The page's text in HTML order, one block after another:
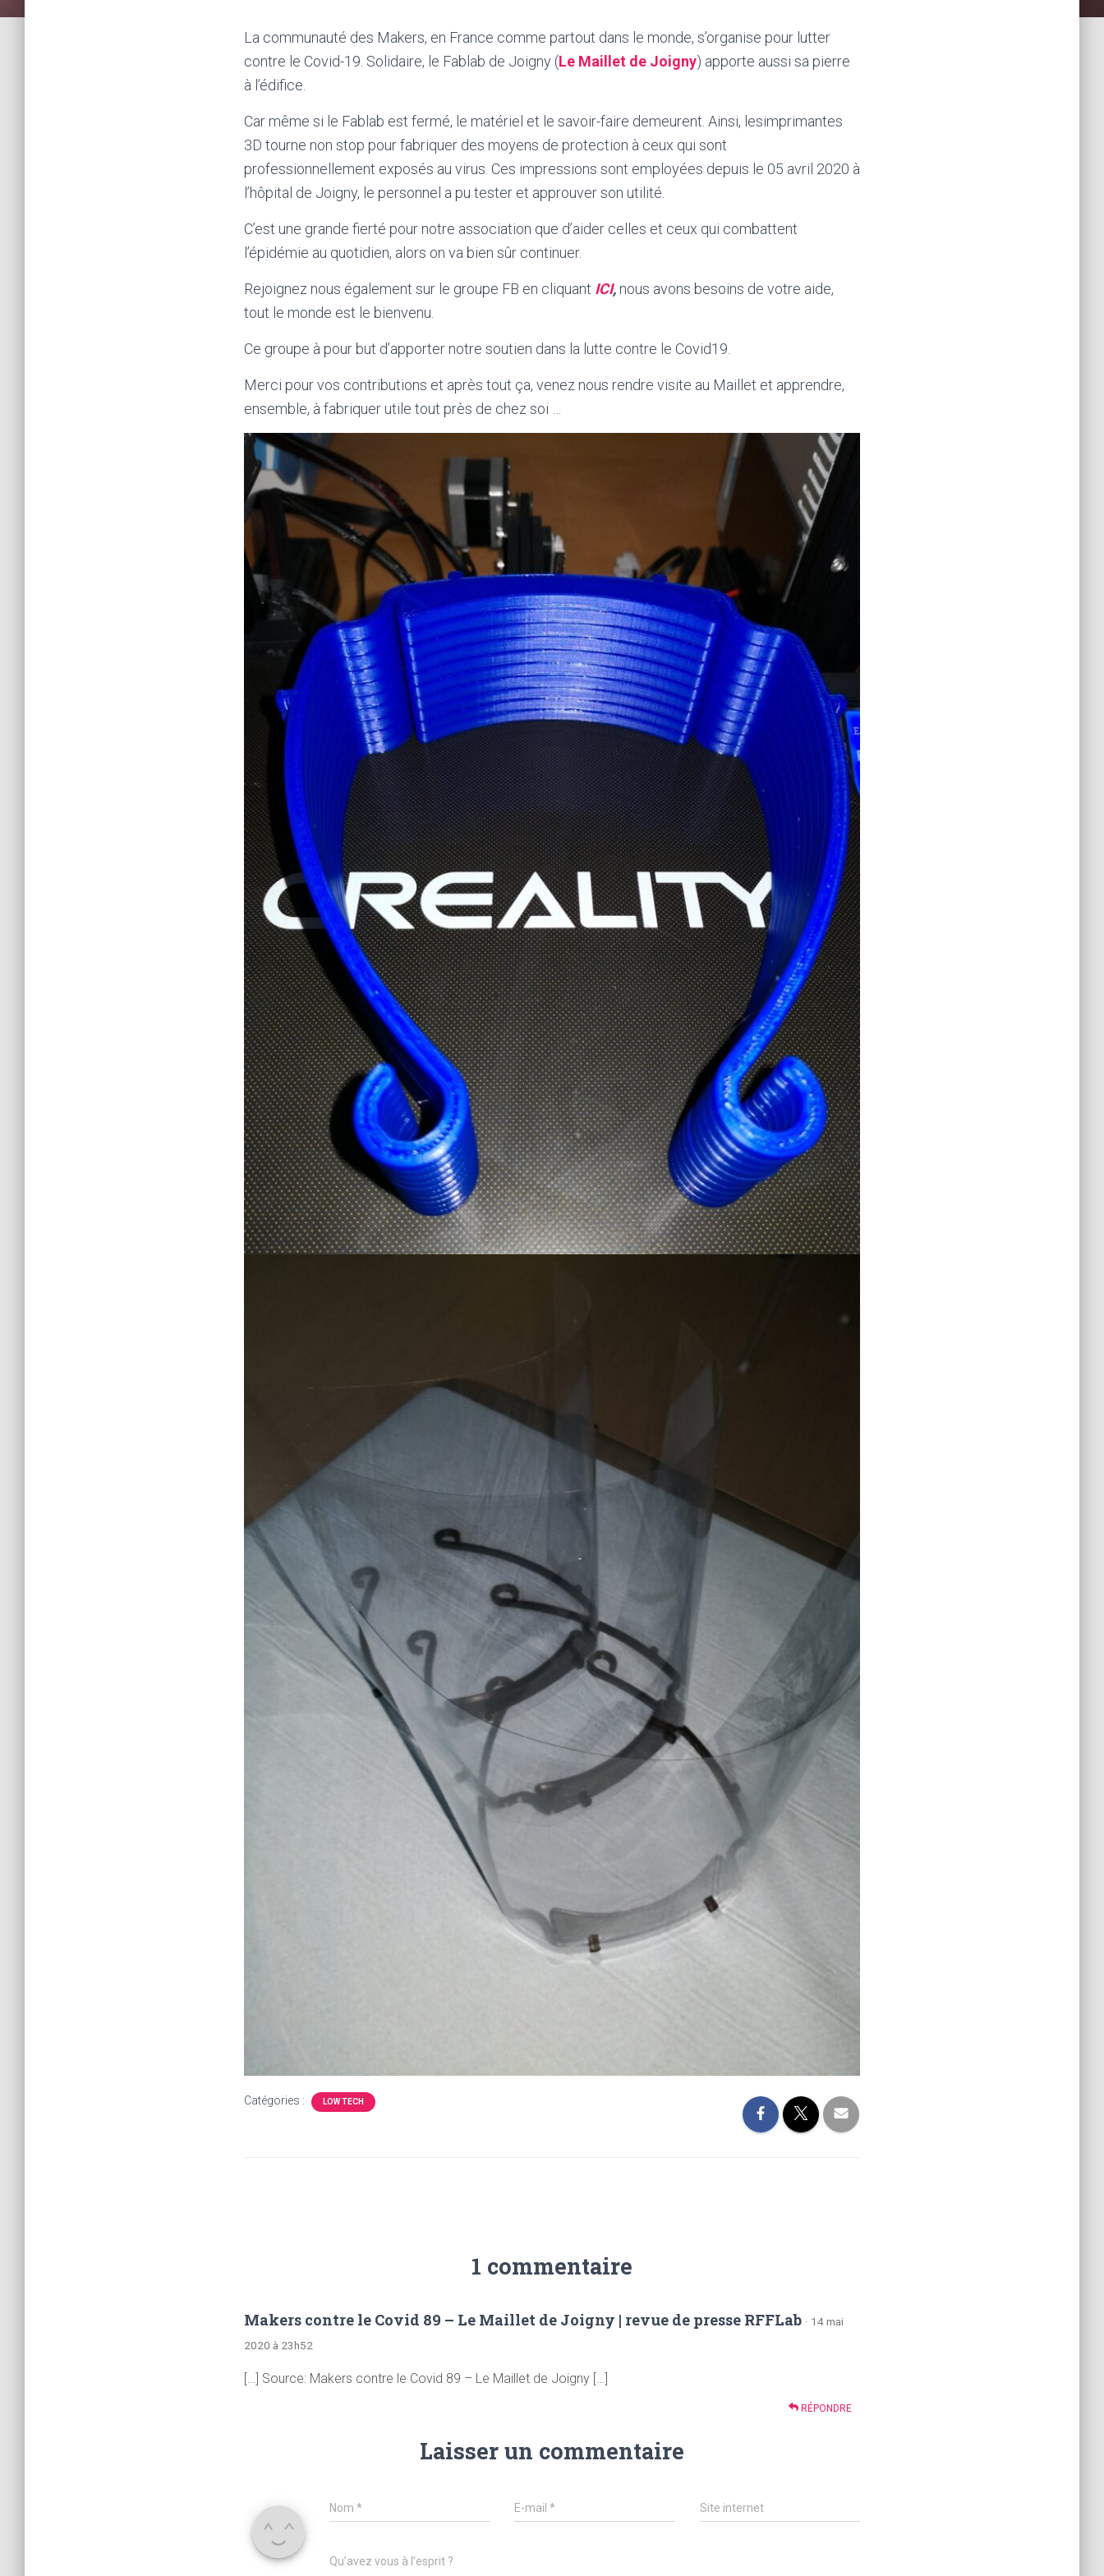
La communauté des Makers, en France comme partout dans le monde, s’organise pour lutter
contre le Covid-19. Solidaire, le Fablab de Joigny (Le Maillet de Joigny) apporte aussi sa pierre
à l’édifice.
Car même si le Fablab est fermé, le matériel et le savoir-faire demeurent. Ainsi, lesimprimantes
3D tourne non stop pour fabriquer des moyens de protection à ceux qui sont
professionnellement exposés au virus. Ces impressions sont employées depuis le 05 avril 2020 à
l’hôpital de Joigny, le personnel a pu tester et approuver son utilité.
C’est une grande fierté pour notre association que d’aider celles et ceux qui combattent
l’épidémie au quotidien, alors on va bien sûr continuer.
Rejoignez nous également sur le groupe FB en cliquant ICI, nous avons besoins de votre aide,
tout le monde est le bienvenu.
Ce groupe à pour but d’apporter notre soutien dans la lutte contre le Covid19.
Merci pour vos contributions et après tout ça, venez nous rendre visite au Maillet et apprendre,
ensemble, à fabriquer utile tout près de chez soi …
Catégories : LOW TECH
1 commentaire
Makers contre le Covid 89 – Le Maillet de Joigny | revue de presse RFFLab · 14 mai
2020 à 23h52
[…] Source: Makers contre le Covid 89 – Le Maillet de Joigny […]
RÉPONDRE
Laisser un commentaire
Nom * E-mail* Site internet
Qu’avez vous à l’esprit ?